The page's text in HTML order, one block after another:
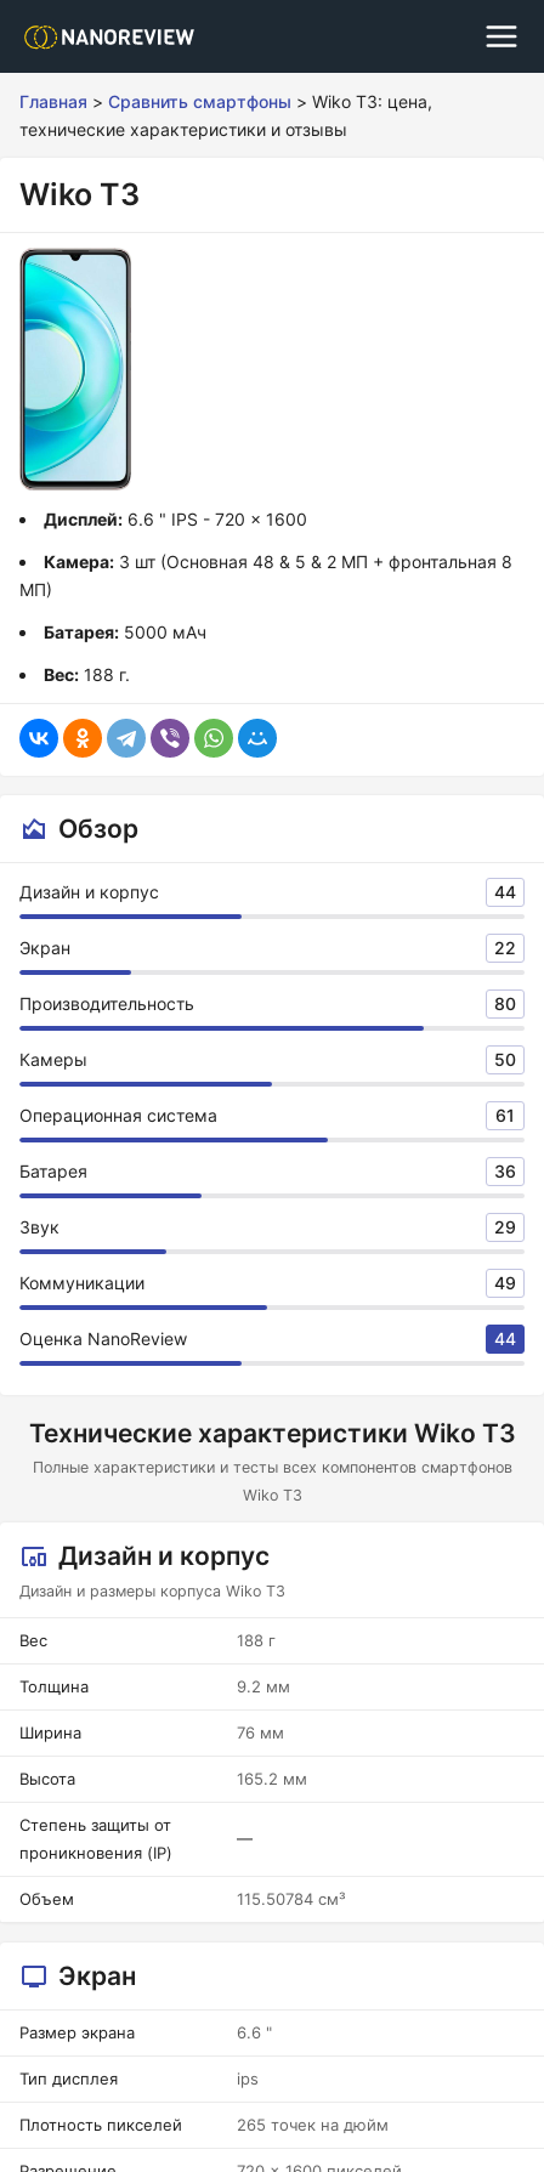
Главная > Сравнить смартфоны > Wiko T3: цена,
технические характеристики и отзывы
Wiko T3
Дисплей: 6.6 " IPS - 720 x 1600
Камера: 3 шт (Основная 48 & 5 & 2 МП + фронтальная 8
МП)
Батарея: 5000 мАч
Вес: 188 г.
Обзор
Дизайн и корпус 44
Экран 22
Производительность 80
Камеры 50
Операционная система 61
Батарея 36
Звук 29
Коммуникации 49
Оценка NanoReview 44
Технические характеристики Wiko T3
Полные характеристики и тесты всех компонентов смартфонов
Wiko T3
Дизайн и корпус
Дизайн и размеры корпуса Wiko T3
Вес 188 г
Толщина 9.2 мм
Ширина 76 мм
Высота 165.2 мм
Степень защиты от
проникновения (IP)
—
Объем 115.50784 см³
Экран
Размер экрана 6.6 "
Тип дисплея ips
Плотность пикселей 265 точек на дюйм